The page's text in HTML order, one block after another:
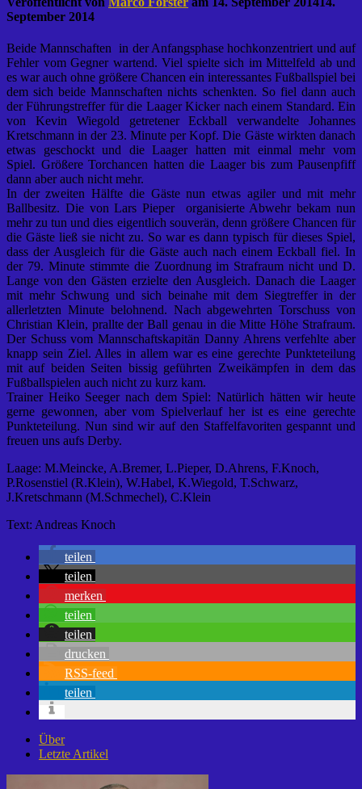
September 2014
Beide Mannschaften in der Anfangsphase hochkonzentriert und auf
Fehler vom Gegner wartend. Viel spielte sich im Mittelfeld ab und
es war auch ohne größere Chancen ein interessantes Fußballspiel bei
dem sich beide Mannschaften nichts schenkten. So fiel dann auch
der Führungstreffer für die Laager Kicker nach einem Standard. Ein
von Kevin Wiegold getretener Eckball verwandelte Johannes
Kretschmann in der 23. Minute per Kopf. Die Gäste wirkten danach
etwas geschockt und die Laager hatten mit einmal mehr vom
Spiel. Größere Torchancen hatten die Laager bis zum Pausenpfiff
dann aber auch nicht mehr.
In der zweiten Hälfte die Gäste nun etwas agiler und mit mehr
Ballbesitz. Die von Lars Pieper organisierte Abwehr bekam nun
mehr zu tun und dies eigentlich souverän, denn größere Chancen für
die Gäste ließ sie nicht zu. So war es dann typisch für dieses Spiel,
dass der Ausgleich für die Gäste auch nach einem Eckball fiel. In
der 79. Minute stimmte die Zuordnung im Strafraum nicht und D.
Lange von den Gästen erzielte den Ausgleich. Danach die Laager
mit mehr Schwung und sich beinahe mit dem Siegtreffer in der
allerletzten Minute belohnend. Nach abgewehrten Torschuss von
Christian Klein, prallte der Ball genau in die Mitte Höhe Strafraum.
Der Schuss vom Mannschaftskapitän Danny Ahrens verfehlte aber
knapp sein Ziel. Alles in allem war es eine gerechte Punkteteilung
mit auf beiden Seiten bissig geführten Zweikämpfen in dem das
Fußballspielen auch nicht zu kurz kam.
Trainer Heiko Seeger nach dem Spiel: Natürlich hätten wir heute
gerne gewonnen, aber vom Spielverlauf her ist es eine gerechte
Punkteteilung. Nun sind wir auf den Staffelfavoriten gespannt und
freuen uns aufs Derby.
Laage: M.Meincke, A.Bremer, L.Pieper, D.Ahrens, F.Knoch,
P.Rosenstiel (R.Klein), W.Habel, K.Wiegold, T.Schwarz,
J.Kretschmann (M.Schmechel), C.Klein
Text: Andreas Knoch
teilen
teilen
merken
teilen
teilen
drucken
RSS-feed
teilen
Über
Letzte Artikel